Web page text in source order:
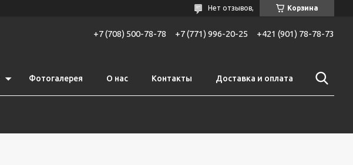
Корзина
Нет отзывов,
+7 (708) 500-78-78 +7 (771) 996-20-25 +421 (901) 78-78-73
Фотогалерея О нас Контакты Доставка и оплата